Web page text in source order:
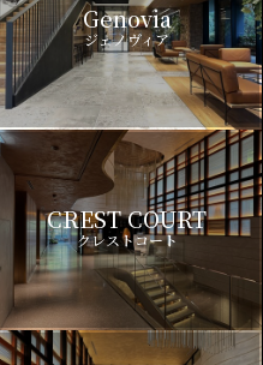
Genovia
ジェノヴィア
CREST COURT
クレストコート